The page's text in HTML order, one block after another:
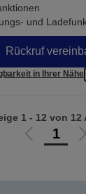
und
Rückruf
in Ihrer Nähe
Zur
1
1 - 12 von 12